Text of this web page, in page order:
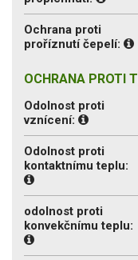
Ochrana proti
proříznutí čepelí:
OCHRANA PROTI
Odolnost proti
vznícení:
Odolnost proti
kontaktnímu teplu:
odolnost proti
konvekčnímu teplu: